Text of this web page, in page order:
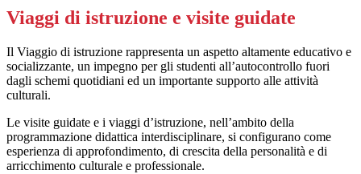
Viaggi di istruzione e visite guidate
Il Viaggio di istruzione rappresenta un aspetto altamente educativo e
socializzante, un impegno per gli studenti all’autocontrollo fuori
dagli schemi quotidiani ed un importante supporto alle attività
culturali.
Le visite guidate e i viaggi d’istruzione, nell’ambito della
programmazione didattica interdisciplinare, si configurano come
esperienza di approfondimento, di crescita della personalità e di
arricchimento culturale e professionale.